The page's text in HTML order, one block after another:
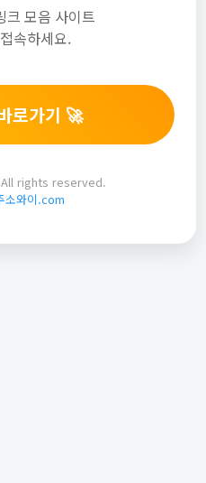
크 모음 사이트
속하세요.
로가기 🚀
rights reserved.
소와이.com